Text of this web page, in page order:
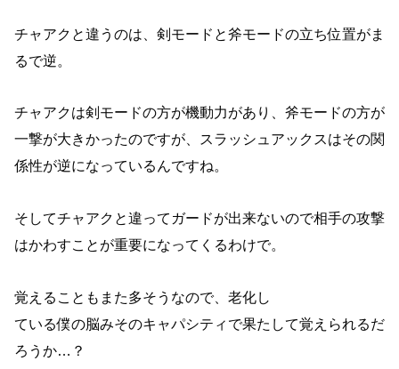
チャアクと違うのは、剣モードと斧モードの立ち位置がま
るで逆。
チャアクは剣モードの方が機動力があり、斧モードの方が
一撃が大きかったのですが、スラッシュアックスはその関
係性が逆になっているんですね。
そしてチャアクと違ってガードが出来ないので相手の攻撃
はかわすことが重要になってくるわけで。
覚えることもまた多そうなので、老化し
ている僕の脳みそのキャパシティで果たして覚えられるだ
ろうか…？